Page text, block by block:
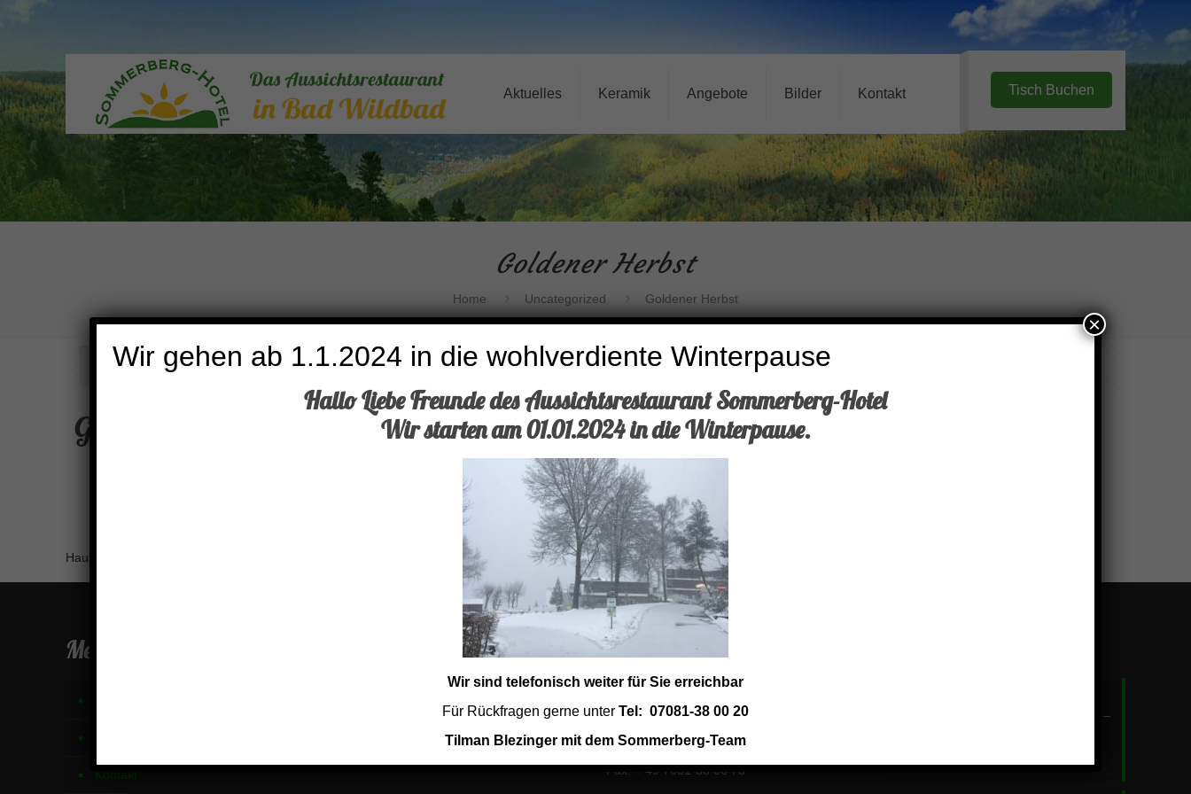
Aktuelles Keramik Angebote Bilder Kontakt Tisch Buchen
Goldener Herbst
Home Uncategorized Goldener Herbst
Goldener Herbst
Hausgemachte Kürbissuppe im schönsten Aussichtsrestaurant in Bad Wildbad
Menü
Kontakt
Sommerberg Hotel
Heermannsweg 5
75323 Bad Wildbad
Tel: + 49 7081-38 00 20
Fax: + 49 7081-38 00 73
die angehängten Hygienevorschriften –
Wir gehen ab 1.1.2024 in die wohlverdiente Winterpause
Hallo Liebe Freunde des Aussichtsrestaurant Sommerberg-Hotel
Wir starten am 01.01.2024 in die Winterpause.
Wir sind telefonisch weiter für Sie erreichbar
Für Rückfragen gerne unter Tel: 07081-38 00 20
Tilman Blezinger mit dem Sommerberg-Team
×